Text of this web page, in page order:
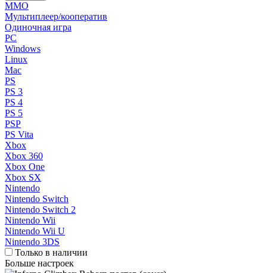
MMO
Мультиплеер/кооператив
Одиночная игра
PC
Windows
Linux
Mac
PS
PS 3
PS 4
PS 5
PSP
PS Vita
Xbox
Xbox 360
Xbox One
Xbox SX
Nintendo
Nintendo Switch
Nintendo Switch 2
Nintendo Wii
Nintendo Wii U
Nintendo 3DS
Только в наличии
Больше настроек